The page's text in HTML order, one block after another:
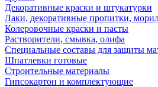
Декоративные краски и штукатурки
Лаки, декоративные пропитки,
Колеровочные краски и пасты
Растворители, смывка, олифа
Специальные составы для защиты
Шпатлевки готовые
Строительные материалы
Гипсокартон и комплектующие